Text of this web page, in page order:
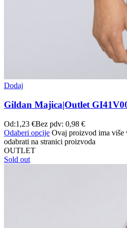
Dodaj
Gildan Majica|Outlet
Od:1,23 €Bez pdv: 0,98 €
Odaberi opcije Ovaj proizvod ima više
odabrati na stranici proizvoda
OUTLET
Sold out